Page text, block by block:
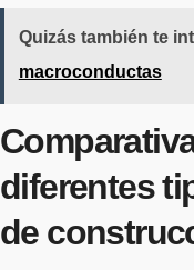
Quizás también te
macroconductas
diferentes
de